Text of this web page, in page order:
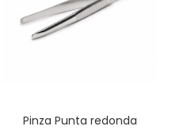
Pinza Punta redonda